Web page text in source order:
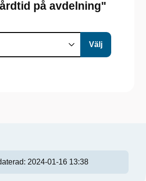
på avdelning"
2024-01-16 13:38